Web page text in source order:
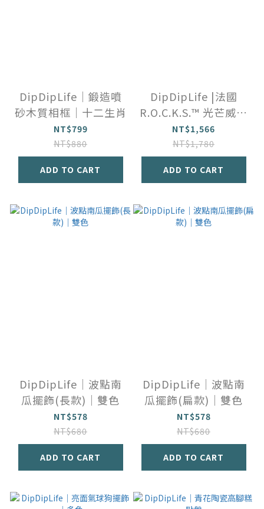
DipDipLife｜鍛造噴
砂木質相框｜十二生肖
NT$799
NT$880
ADD TO CART
DipDipLife |法國
R.O.C.K.S.™️ 光芒威士
忌玻璃杯禮盒
NT$1,566
NT$1,780
ADD TO CART
DipDipLife｜波點南
瓜擺飾(長款)｜雙色
NT$578
NT$680
ADD TO CART
DipDipLife｜波點南
瓜擺飾(扁款)｜雙色
NT$578
NT$680
ADD TO CART